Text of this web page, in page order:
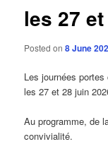
les 27
Posted on8 June
Les journées
les 27 et 28 juin
Au programme, de
convivialité.